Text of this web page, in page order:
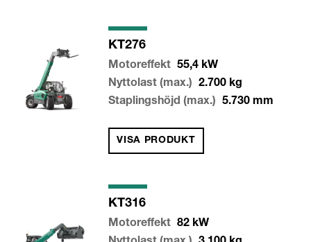
KT276
Motoreffekt 55,4 kW
Nyttolast (max.)
2.700 kg
Staplingshöjd (max.)
5.730 mm
VISA PRODUKT
KT316
Motoreffekt 82 kW